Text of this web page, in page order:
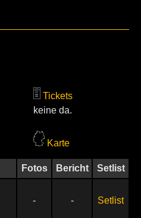
Tickets
keine da.
Karte
Fotos Bericht Setlist
- - Setlist